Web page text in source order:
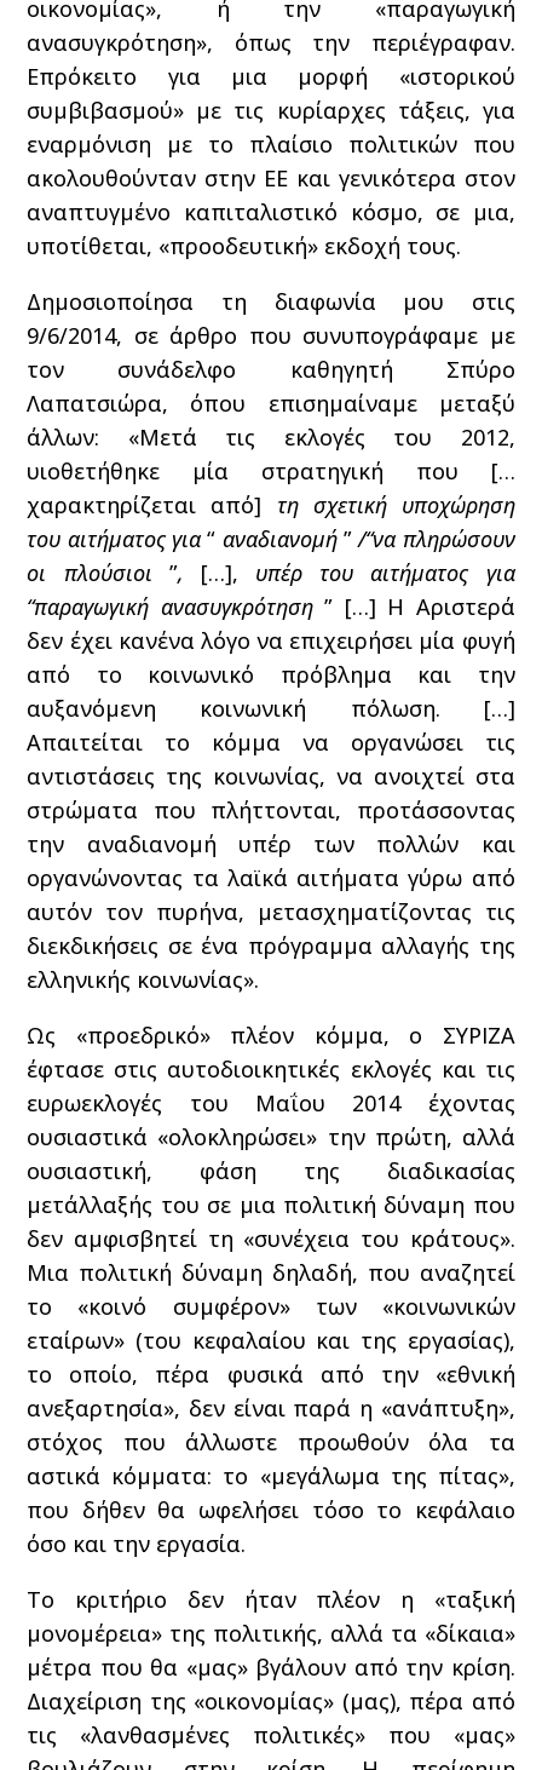
οικονομίας», ή την «παραγωγική
ανασυγκρότηση», όπως την περιέγραφαν.
Επρόκειτο για μια μορφή «ιστορικού
συμβιβασμού» με τις κυρίαρχες τάξεις, για
εναρμόνιση με το πλαίσιο πολιτικών που
ακολουθούνταν στην ΕΕ και γενικότερα στον
αναπτυγμένο καπιταλιστικό κόσμο, σε μια,
υποτίθεται, «προοδευτική» εκδοχή τους.
Δημοσιοποίησα τη διαφωνία μου στις
9/6/2014, σε άρθρο που συνυπογράφαμε με
τον συνάδελφο καθηγητή Σπύρο
Λαπατσιώρα, όπου επισημαίναμε μεταξύ
άλλων: «Μετά τις εκλογές του 2012,
υιοθετήθηκε μία στρατηγική που […
χαρακτηρίζεται από] τη σχετική υποχώρηση
του αιτήματος για“ αναδιανομή”/“να πληρώσουν
οι πλούσιοι ”, […], υπέρ του αιτήματος για
“παραγωγική ανασυγκρότηση” […] Η Αριστερά
δεν έχει κανένα λόγο να επιχειρήσει μία φυγή
από το κοινωνικό πρόβλημα και την
αυξανόμενη κοινωνική πόλωση. […]
Απαιτείται το κόμμα να οργανώσει τις
αντιστάσεις της κοινωνίας, να ανοιχτεί στα
στρώματα που πλήττονται, προτάσσοντας
την αναδιανομή υπέρ των πολλών και
οργανώνοντας τα λαϊκά αιτήματα γύρω από
αυτόν τον πυρήνα, μετασχηματίζοντας τις
διεκδικήσεις σε ένα πρόγραμμα αλλαγής της
ελληνικής κοινωνίας».
Ως «προεδρικό» πλέον κόμμα, ο ΣΥΡΙΖΑ
έφτασε στις αυτοδιοικητικές εκλογές και τις
ευρωεκλογές του Μαΐου 2014 έχοντας
ουσιαστικά «ολοκληρώσει» την πρώτη, αλλά
ουσιαστική, φάση της διαδικασίας
μετάλλαξής του σε μια πολιτική δύναμη που
δεν αμφισβητεί τη «συνέχεια του κράτους».
Μια πολιτική δύναμη δηλαδή, που αναζητεί
το «κοινό συμφέρον» των «κοινωνικών
εταίρων» (του κεφαλαίου και της εργασίας),
το οποίο, πέρα φυσικά από την «εθνική
ανεξαρτησία», δεν είναι παρά η «ανάπτυξη»,
στόχος που άλλωστε προωθούν όλα τα
αστικά κόμματα: το «μεγάλωμα της πίτας»,
που δήθεν θα ωφελήσει τόσο το κεφάλαιο
όσο και την εργασία.
Το κριτήριο δεν ήταν πλέον η «ταξική
μονομέρεια» της πολιτικής, αλλά τα «δίκαια»
μέτρα που θα «μας» βγάλουν από την κρίση.
Διαχείριση της «οικονομίας» (μας), πέρα από
τις «λανθασμένες πολιτικές» που «μας»